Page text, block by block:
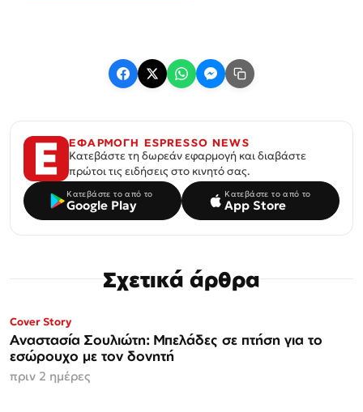
ΕΦΑΡΜΟΓΗ ESPRESSO NEWS
Κατεβάστε τη δωρεάν εφαρμογή και διαβάστε
πρώτοι τις ειδήσεις στο κινητό σας.
Κατεβάστε το από το
Google Play
Κατεβάστε το από το
App Store
Σχετικά άρθρα
ΜΟΝΟ ΣΤΗΝ
Espresso
Cover Story
Αναστασία Σουλιώτη: Μπελάδες σε πτήση για το
εσώρουχο με τον δονητή
πριν 2 ημέρες